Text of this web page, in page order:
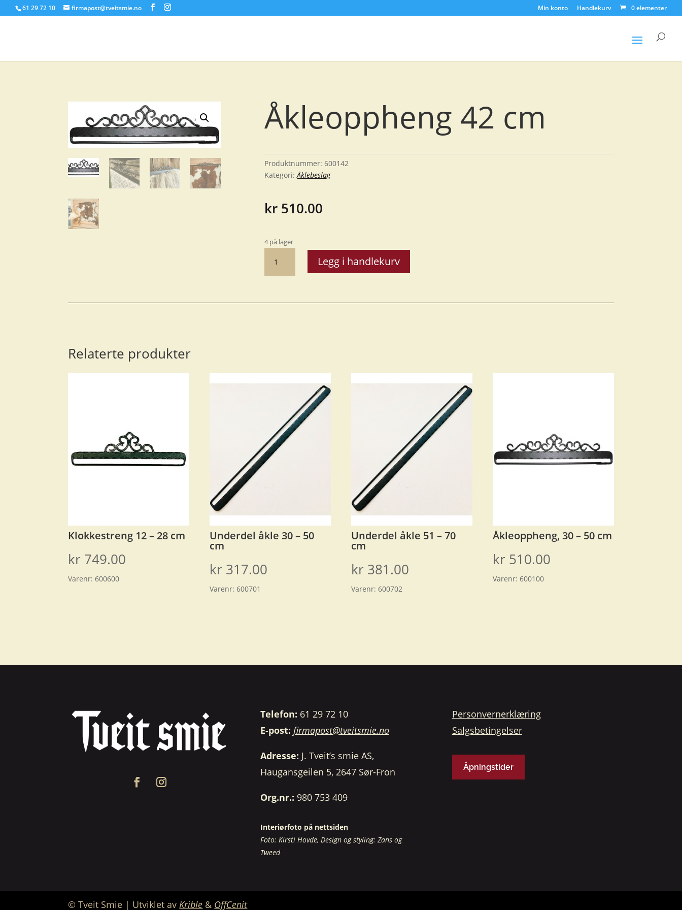
61 29 72 10 firmapost@tveitsmie.no Min konto Handlekurv 0 elementer
Products
Åkleoppheng 42 cm
Produktnummer:600142
Kategori:Åklebeslag
kr 510.00
4 på lager
Åkleoppheng
cm
Legg i handlekurv
Relaterte produkter
Klokkestreng 12 – 28 cm
kr 749.00
Varenr:600600
Underdel åkle 30 – 50
cm
kr 317.00
Varenr:600701
Underdel åkle 51 – 70
cm
kr 381.00
Varenr:600702
Åkleoppheng, 30 – 50 cm
kr 510.00
Varenr:600100
Telefon: 61 29 72 10
E-post: firmapost@tveitsmie.no
Adresse: J. Tveit’s smie AS,
Haugansgeilen 5, 2647 Sør-Fron
Org.nr.: 980 753 409
Interiørfoto på nettsiden
Foto: Kirsti Hovde, Design og styling: Zans og
Tweed
Personvernerklæring
Salgsbetingelser
Åpningstider
© Tveit Smie | Utviklet av Krible & OffCenit